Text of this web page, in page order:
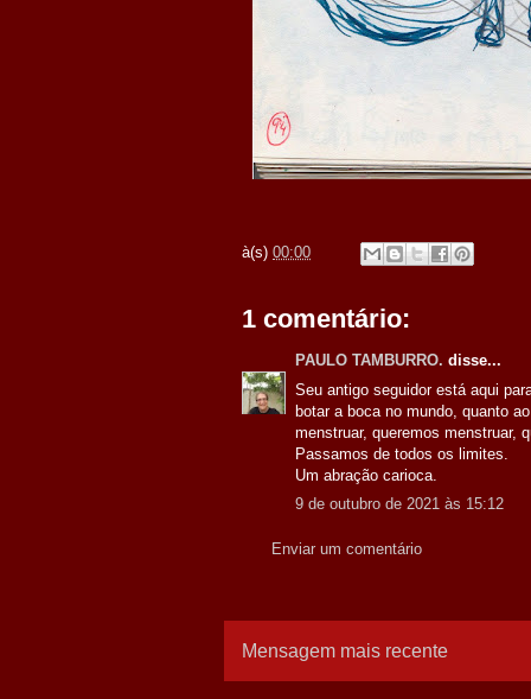
à(s) 00:00
1 comentário:
PAULO TAMBURRO. disse...
Seu antigo seguidor está aqui
botar a boca no mundo, quanto
menstruar, queremos menstruar,
Passamos de todos os limites.
Um abração carioca.
9 de outubro de 2021 às 15:12
Enviar um comentário
Mensagem mais recente